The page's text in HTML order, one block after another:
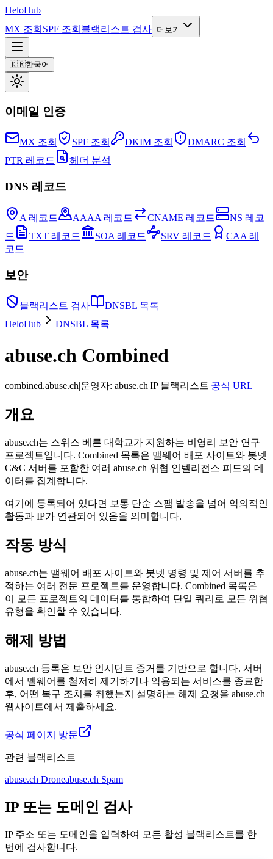
HeloHub
MX 조회 SPF 조회 블랙리스트 검사 더보기
🇰🇷한국어
이메일 인증
MX 조회 SPF 조회 DKIM 조회
DMARC 조회
PTR 레코드
헤더 분석
DNS 레코드
A 레코드 AAAA 레코드 CNAME 레코드
NS 레코
드
TXT 레코드 SOA 레코드 SRV 레코드
CAA 레
코드
보안
블랙리스트 검사
DNSBL 목록
HeloHub
DNSBL 목록
abuse.ch Combined
combined.abuse.ch|운영자: abuse.ch|IP 블랙리스트|공식 URL
개요
abuse.ch는 스위스 베른 대학교가 지원하는 비영리 보안 연구
프로젝트입니다. Combined 목록은 맬웨어 배포 사이트와 봇넷
C&C 서버를 포함한 여러 abuse.ch 위협 인텔리전스 피드의 데
이터를 집계합니다.
여기에 등록되어 있다면 보통 단순 스팸 발송을 넘어 악의적인
활동과 IP가 연관되어 있음을 의미합니다.
작동 방식
abuse.ch는 맬웨어 배포 사이트와 봇넷 명령 및 제어 서버를 추
적하는 여러 전문 프로젝트를 운영합니다. Combined 목록은
이 모든 프로젝트의 데이터를 통합하여 단일 쿼리로 모든 위협
유형을 확인할 수 있습니다.
해제 방법
abuse.ch 등록은 보안 인시던트 증거를 기반으로 합니다. 서버
에서 맬웨어를 철저히 제거하거나 악용되는 서비스를 종료한
후, 어떤 복구 조치를 취했는지 설명하는 해제 요청을 abuse.ch
웹사이트에서 제출하세요.
공식 페이지 방문
관련 블랙리스트
abuse.ch Droneabuse.ch Spam
IP 또는 도메인 검사
IP 주소 또는 도메인을 입력하여 모든 활성 블랙리스트를 한
번에 검사합니다.